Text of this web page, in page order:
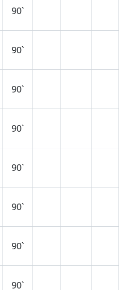
90`
90`
90`
90`
90`
90`
90`
90`